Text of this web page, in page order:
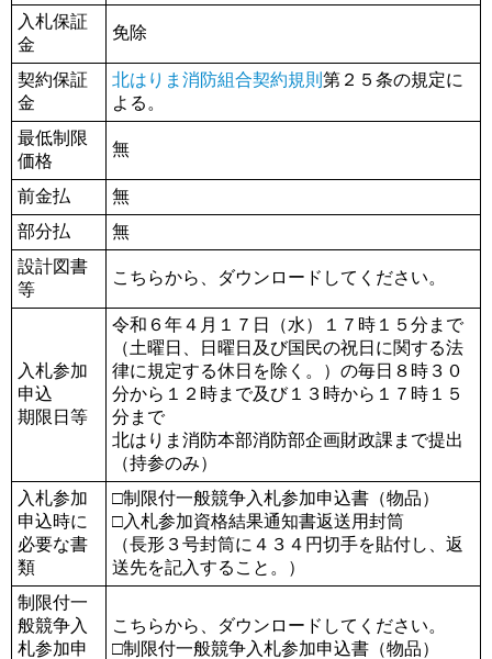
入札保証
金
免除
契約保証
金
北はりま消防組合契約規則 第２５条の規定に
よる。
最低制限
価格
無
前金払
無
部分払
無
設計図書
等
こちらから、ダウンロードしてください。
入札参加
申込
期限日等
令和６年４月１７日（水）１７時１５分まで
（土曜日、日曜日及び国民の祝日に関する法
律に規定する休日を除く。）の毎日８時３０
分から１２時まで及び１３時から１７時１５
分まで
北はりま消防本部消防部企画財政課まで提出
（持参のみ）
入札参加
申込時に
必要な書
類
□制限付一般競争入札参加申込書（物品）
□入札参加資格結果通知書返送用封筒
（長形３号封筒に４３４円切手を貼付し、返
送先を記入すること。）
制限付一
般競争入
札参加申
こちらから、ダウンロードしてください。
□制限付一般競争入札参加申込書（物品）